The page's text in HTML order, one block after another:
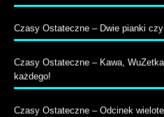
Czasy Ostateczne – Dwie pianki
Czasy Ostateczne – Kawa,
każdego!
Czasy Ostateczne – Odcinek